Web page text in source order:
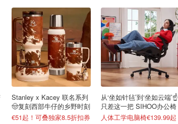
Stanley x Kacey 联名系列
🤠复刻西部牛仔的乡野时刻
€51起！可叠独家8.5折扣券
从‘坐如针毡’到‘坐如云端’☝️
只差这一把 SIHOO办公椅
人体工学电脑椅€139.99起